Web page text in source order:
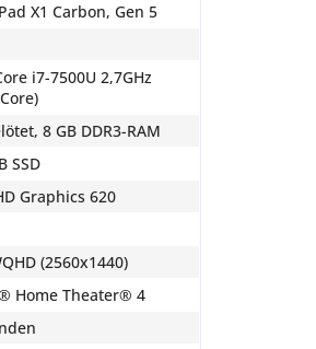
X1 Carbon, Gen 5
i7-7500U 2,7GHz
8 GB DDR3-RAM
SSD
Graphics 620
(2560x1440)
Home Theater® 4